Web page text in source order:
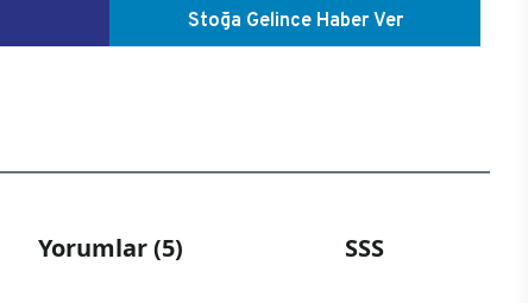
Stoğa Gelince Haber Ver
Yorumlar (5) SSS